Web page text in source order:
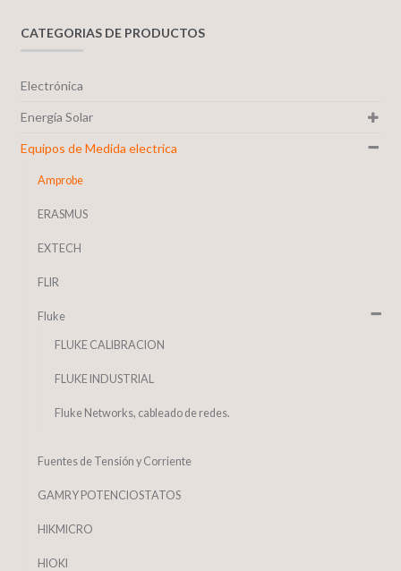
CATEGORIAS DE PRODUCTOS
Electrónica
Energía Solar
Equipos de Medida electrica
Amprobe
ERASMUS
EXTECH
FLIR
Fluke
FLUKE CALIBRACION
FLUKE INDUSTRIAL
Fluke Networks, cableado de redes.
Fuentes de Tensión y Corriente
GAMRY POTENCIOSTATOS
HIKMICRO
HIOKI